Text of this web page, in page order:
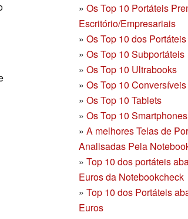
» Os Top 10 Portáteis
Escritório/Empresariais
» Os Top 10 dos
» Os Top 10 Subportáteis
» Os Top 10 Ultrabooks
» Os Top 10 Conversíveis
» Os Top 10 Tablets
» Os Top 10 Smartphones
» A melhores Telas de
Analisadas Pela
» Top 10 dos portáteis
Euros da Notebookcheck
» Top 10 dos Portáteis
Euros